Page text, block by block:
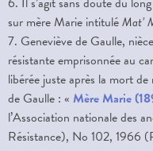
sur mère Marie intituléMat’
7. Geneviève de Gaulle,
résistante emprisonnée au
libérée juste après la mort
de Gaulle : « Mère Marie
l’Association nationale des
Résistance), No 102, 1966